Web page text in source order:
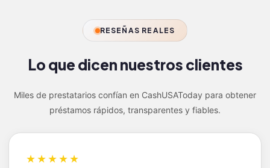
RESEÑAS REALES
Lo que dicen nuestros clientes
Miles de prestatarios confían en CashUSAToday para obtener
préstamos rápidos, transparentes y fiables.
★★★★★